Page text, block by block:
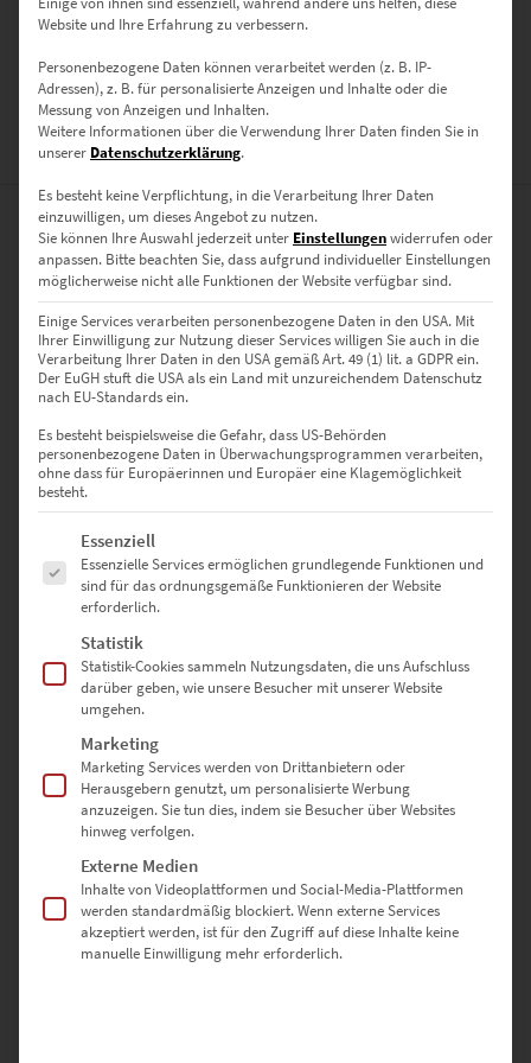
GRÖSSE
30 x 20 cm, 45 x 30 cm, 60 x 40 cm, 75 x 50 cm, 90 x 60 cm, 120 x 80
cm, 135 x 90 cm, 150 x 100 cm
BEWERTUNGEN (0)
Es gibt noch keine Bewertungen.
0 0Bewertungen
SCHREIBE DIE ERSTE BEWERTUNG FÜR „EZ01011 ALTDORF BEI
BÖBLINGEN“
Deine E-Mail-Adresse wird nicht veröffentlicht.
Erforderliche Felder sind mit*markiert
Website und Ihre Erfahrung zu verbessern.
Personenbezogene Daten können verarbeitet werden (z. B. IP-
Adressen), z. B. für personalisierte Anzeigen und Inhalte oder die
Messung von Anzeigen und Inhalten.
Weitere Informationen über die Verwendung Ihrer Daten finden Sie in
unserer Datenschutzerklärung.
Es besteht keine Verpflichtung, in die Verarbeitung Ihrer Daten
einzuwilligen, um dieses Angebot zu nutzen.
Sie können Ihre Auswahl jederzeit unter Einstellungenwiderrufen oder
anpassen. Bitte beachten Sie, dass aufgrund individueller Einstellungen
möglicherweise nicht alle Funktionen der Website verfügbar sind.
Einige Services verarbeiten personenbezogene Daten in den USA. Mit
Ihrer Einwilligung zur Nutzung dieser Services willigen Sie auch in die
Verarbeitung Ihrer Daten in den USA gemäß Art. 49 (1) lit. a GDPR ein.
Der EuGH stuft die USA als ein Land mit unzureichendem Datenschutz
nach EU-Standards ein.
Es besteht beispielsweise die Gefahr, dass US-Behörden
personenbezogene Daten in Überwachungsprogrammen verarbeiten,
ohne dass für Europäerinnen und Europäer eine Klagemöglichkeit
besteht.
Es folgt eine Liste der Service-Gruppen, für die eine Einwilligung
Essenziell
Essenzielle Services ermöglichen grundlegende Funktionen und
sind für das ordnungsgemäße Funktionieren der Website
erforderlich.
Statistik
Statistik-Cookies sammeln Nutzungsdaten, die uns Aufschluss
darüber geben, wie unsere Besucher mit unserer Website
umgehen.
Marketing
Marketing Services werden von Drittanbietern oder
Herausgebern genutzt, um personalisierte Werbung
anzuzeigen. Sie tun dies, indem sie Besucher über Websites
hinweg verfolgen.
Externe Medien
Inhalte von Videoplattformen und Social-Media-Plattformen
werden standardmäßig blockiert. Wenn externe Services
akzeptiert werden, ist für den Zugriff auf diese Inhalte keine
manuelle Einwilligung mehr erforderlich.